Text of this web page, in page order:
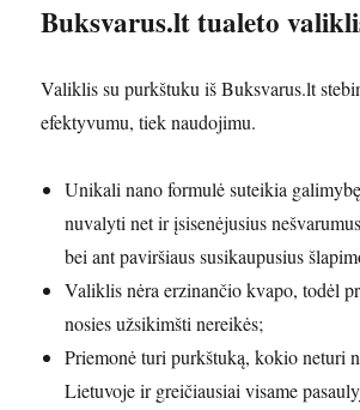
Buksvarus.lt tualeto
Valiklis su purkštuku iš Buksvarus.lt
efektyvumu, tiek naudojimu.
Unikali nano formulė suteikia
nuvalyti net ir įsisenėjusius
bei ant paviršiaus susikaupusius
Valiklis nėra erzinančio kvapo, todėl
nosies užsikimšti nereikės;
Priemonė turi purkštuką, kokio neturi
Lietuvoje ir greičiausiai visame